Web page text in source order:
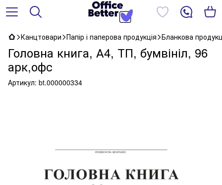
Канцтовари Папір і паперова продукція Бланкова
Головна книга, А4, ТП, бумвініл, 96
арк,офс
Артикул: bt.000000334